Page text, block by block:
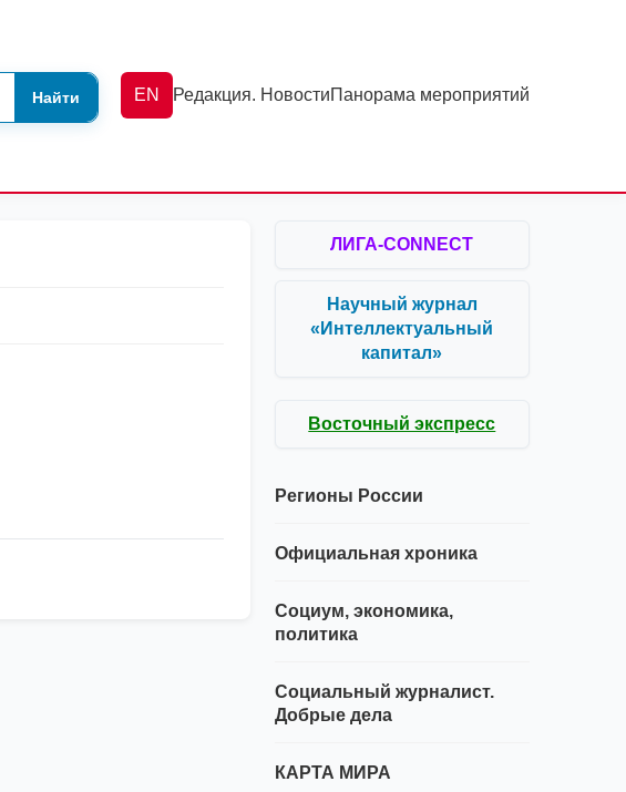
Найти EN Редакция. НовостиПанорама мероприятий
ЛИГА-CONNECT
Научный журнал
«Интеллектуальный
капитал»
Восточный экспресс
Регионы России
Официальная хроника
Социум, экономика,
политика
Социальный журналист.
Добрые дела
КАРТА МИРА